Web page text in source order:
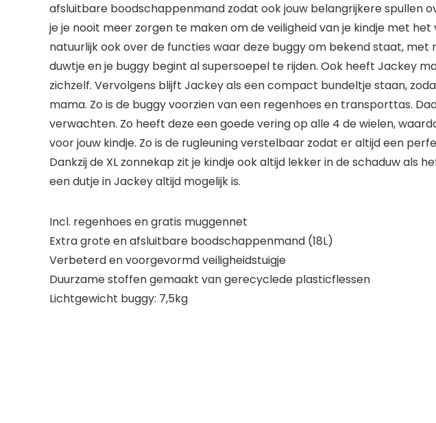
afsluitbare boodschappenmand zodat ook jouw belangrijkere spullen
je je nooit meer zorgen te maken om de veiligheid van je kindje met
natuurlijk ook over de functies waar deze buggy om bekend staat,
duwtje en je buggy begint al supersoepel te rijden. Ook heeft Jackey
zichzelf. Vervolgens blijft Jackey als een compact bundeltje staan,
mama. Zo is de buggy voorzien van een regenhoes en transporttas.
verwachten. Zo heeft deze een goede vering op alle 4 de wielen,
voor jouw kindje. Zo is de rugleuning verstelbaar zodat er altijd een
Dankzij de XL zonnekap zit je kindje ook altijd lekker in de schaduw als
een dutje in Jackey altijd mogelijk is.
Incl. regenhoes en gratis muggennet
Extra grote en afsluitbare boodschappenmand (18L)
Verbeterd en voorgevormd veiligheidstuigje
Duurzame stoffen gemaakt van gerecyclede plasticflessen
Lichtgewicht buggy: 7,5kg